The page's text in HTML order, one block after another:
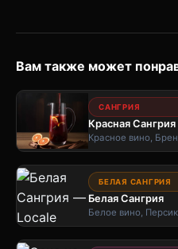
Вам также может
САНГРИЯ
Красная Сангрия
Красное вино,
БЕЛАЯ САНГРИЯ
Белая Сангрия
Белое вино,